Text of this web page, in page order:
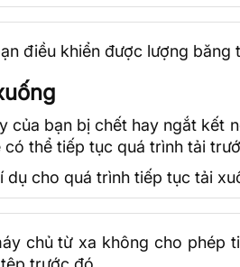
điều khiển được lượng
của bạn bị chết hay ngắt kết
có thể tiếp tục quá trình tải
dụ cho quá trình tiếp tục tải
chủ từ xa không cho phép